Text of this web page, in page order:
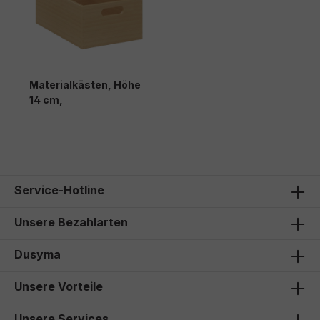
Materialkästen, Höhe
14 cm,
Service-Hotline
Unsere Bezahlarten
Dusyma
Unsere Vorteile